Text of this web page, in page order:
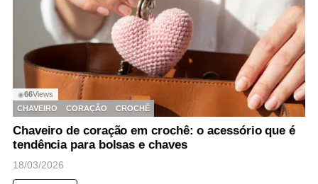
◉66Views
CHAVEIRO
CORAÇÃO CROCHÊ
Chaveiro de coração em crochê: o acessório que é
tendência para bolsas e chaves
18/03/2026